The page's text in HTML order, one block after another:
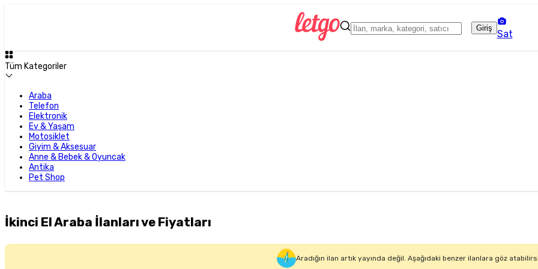
Giriş
Sat
Tüm Kategoriler
Araba
Telefon
Elektronik
Ev & Yaşam
Motosiklet
Giyim & Aksesuar
Anne & Bebek & Oyuncak
Antika
Pet Shop
İkinci El Araba İlanları ve Fiyatları
Aradığın ilan artık yayında değil. Aşağıdaki benzer ilanlara göz